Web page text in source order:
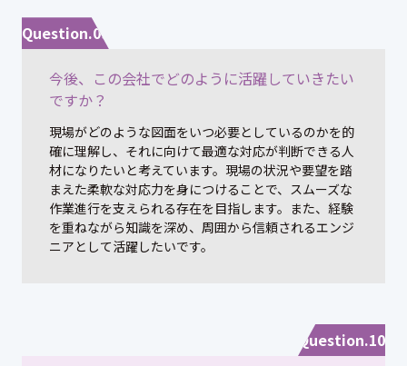
Question.09
今後、この会社でどのように活躍していきたい
ですか？
現場がどのような図面をいつ必要としているのかを的
確に理解し、それに向けて最適な対応が判断できる人
材になりたいと考えています。現場の状況や要望を踏
まえた柔軟な対応力を身につけることで、スムーズな
作業進行を支えられる存在を目指します。また、経験
を重ねながら知識を深め、周囲から信頼されるエンジ
ニアとして活躍したいです。
Question.10